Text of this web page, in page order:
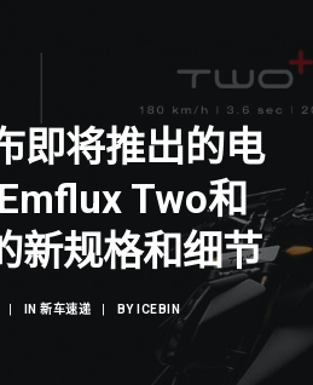
即将推出的电
Two和
新规格和细节
IN 新车速递 BY ICEBIN